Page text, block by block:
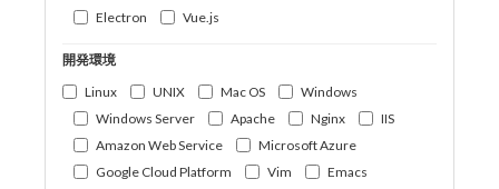
Electron
Vue.js
開発環境
Linux
UNIX Mac OS
Windows
Windows Server
Apache Nginx
IIS
Amazon Web Service
Microsoft Azure
Google Cloud Platform
Vim
Emacs